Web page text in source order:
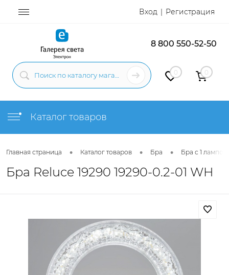
Вход Регистрация
8 800 550-52-50
0 0
Каталог товаров
Главная страница • Каталог товаров • Бра • Бра с 1 лампой
Бра Reluce 19290 19290-0.2-01 WH